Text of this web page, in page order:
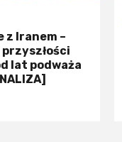
z Iranem –
lat podważa